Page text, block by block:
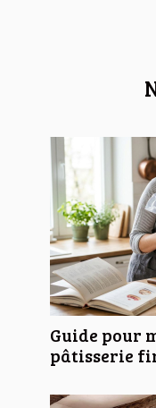
Guide pour
pâtisserie